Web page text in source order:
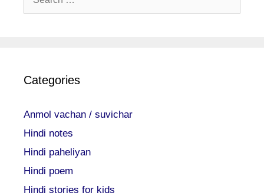
Categories
Anmol vachan / suvichar
Hindi notes
Hindi paheliyan
Hindi poem
Hindi stories for kids